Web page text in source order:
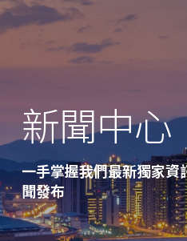
新聞中心
一手掌握我們最新獨家
聞發布